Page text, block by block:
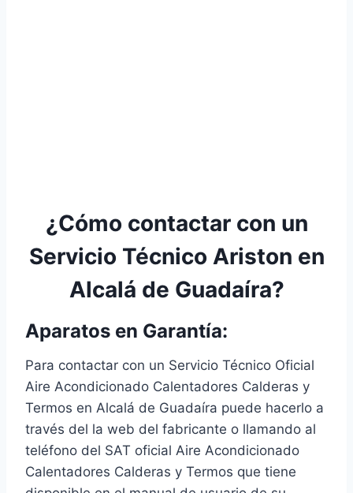
¿Cómo contactar con un
Servicio Técnico Ariston en
Alcalá de Guadaíra?
Aparatos en Garantía:
Para contactar con un Servicio Técnico Oficial
Aire Acondicionado Calentadores Calderas y
Termos en Alcalá de Guadaíra puede hacerlo a
través del la web del fabricante o llamando al
teléfono del SAT oficial Aire Acondicionado
Calentadores Calderas y Termos que tiene